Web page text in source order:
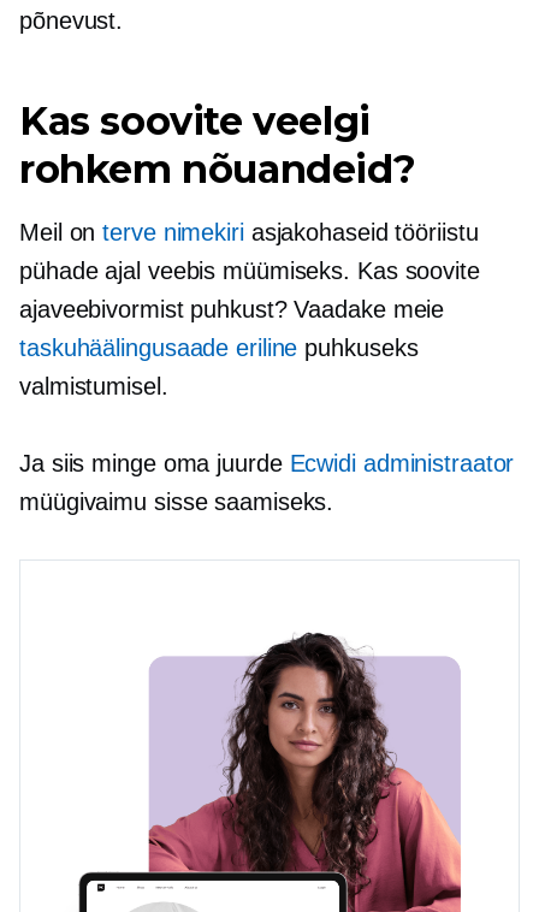
põnevust.
Kas soovite veelgi
rohkem nõuandeid?
Meil onterve nimekiriasjakohaseid tööriistu
pühade ajal veebis müümiseks. Kas soovite
ajaveebivormist puhkust? Vaadake meie
taskuhäälingusaade eriline puhkuseks
valmistumisel.
Ja siis minge oma juurde Ecwidi administraator
müügivaimu sisse saamiseks.